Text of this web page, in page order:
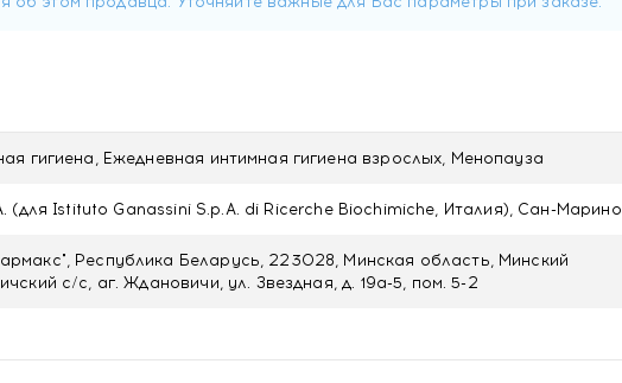
гигиена, Ежедневная интимная гигиена взрослых, Менопауза
(для Istituto Ganassini S.p.A. di Ricerche Biochimiche, Италия), Сан-Марино
Республика Беларусь, 223028, Минская область, Минский
с/с, аг. Ждановичи, ул. Звездная, д. 19а-5, пом. 5-2